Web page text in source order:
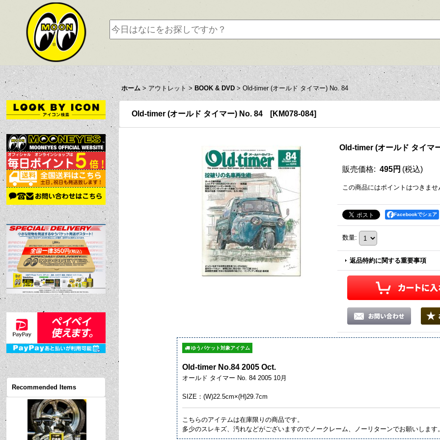
ホーム > アウトレット > BOOK & DVD > Old-timer (オールド タイマー) No. 84
Recommended Items
Old-timer (オールド タイマー) No. 84 [KM078-084]
Old-timer (オールド タイマ
販売価格: 495円 (税込)
この商品にはポイントはつきませ
Facebookでシェア
数量:
返品特約に関する重要事項
ゆうパケット対象アイテム
Old-timer No.84 2005 Oct.
オールド タイマー No. 84 2005 10月
SIZE：(W)22.5cm×(H)29.7cm
こちらのアイテムは在庫限りの商品です。
多少のスレキズ、汚れなどがございますのでノークレーム、ノーリターンでお願いします